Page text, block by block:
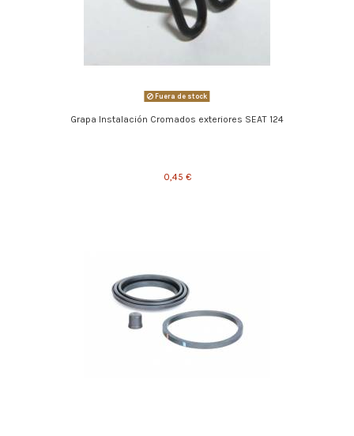
Fuera de stock
Grapa Instalación Cromados exteriores SEAT 124
0,45 €